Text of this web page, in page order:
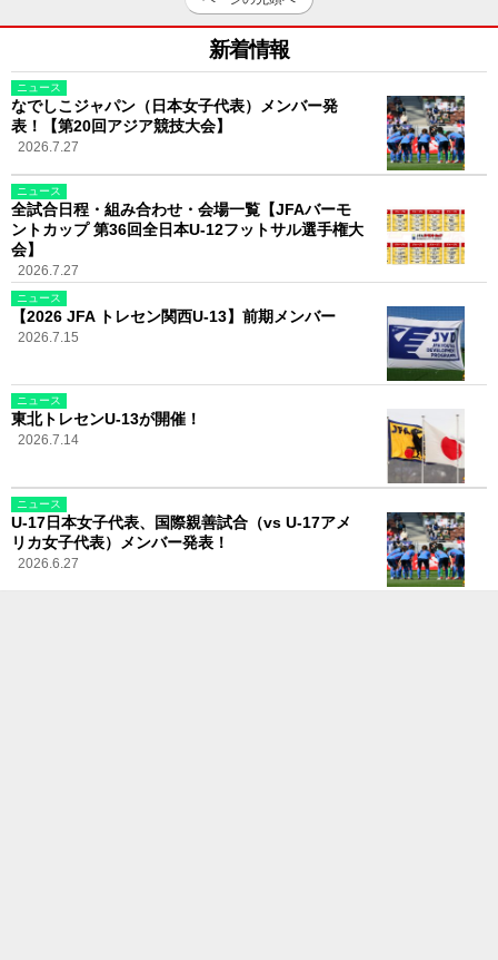
新着情報
ニュース
なでしこジャパン（日本女子代表）メンバー発
表！【第20回アジア競技大会】
2026.7.27
ニュース
全試合日程・組み合わせ・会場一覧【JFAバーモ
ントカップ 第36回全日本U-12フットサル選手権大
会】
2026.7.27
ニュース
【2026 JFA トレセン関西U-13】前期メンバー
2026.7.15
ニュース
東北トレセンU-13が開催！
2026.7.14
ニュース
U-17日本女子代表、国際親善試合（vs U-17アメ
リカ女子代表）メンバー発表！
2026.6.27